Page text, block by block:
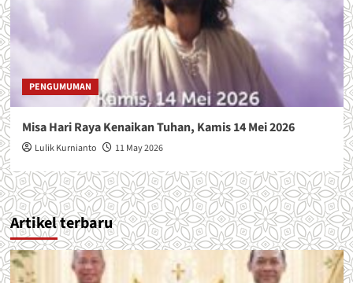
PENGUMUMAN
Misa Hari Raya Kenaikan Tuhan, Kamis 14 Mei 2026
Lulik Kurnianto 11 May 2026
Artikel terbaru